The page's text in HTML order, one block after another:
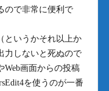
ので非常に便利で
というかそれ以上か
力しないと死ぬので
Web画面からの投稿
を使うのが一番